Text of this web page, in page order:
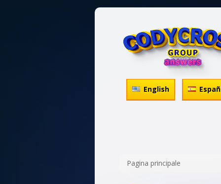
English
Pagina principale